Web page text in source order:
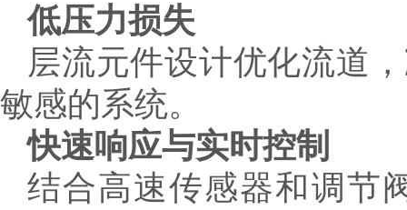
低压力损失
层流元件设计优化流道
敏感的系统。
快速响应与实时控制
结合高速传感器和调节